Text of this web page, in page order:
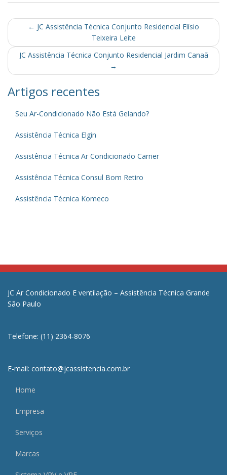
Post
navigation
← JC Assistência Técnica Conjunto Residencial Elísio
Teixeira Leite
JC Assistência Técnica Conjunto Residencial Jardim Canaã
→
Artigos recentes
Seu Ar-Condicionado Não Está Gelando?
Assistência Técnica Elgin
Assistência Técnica Ar Condicionado Carrier
Assistência Técnica Consul Bom Retiro
Assistência Técnica Komeco
JC Ar Condicionado E ventilação – Assistência Técnica Grande
São Paulo
Telefone: (11) 2364-8076
E-mail: contato@jcassistencia.com.br
Home
Empresa
Serviços
Marcas